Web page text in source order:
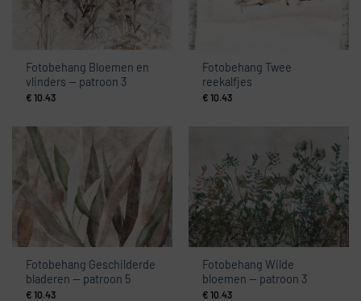
Fotobehang Bloemen en
vlinders — patroon 3
€ 10.43
Fotobehang Twee
reekalfjes
€ 10.43
Fotobehang Geschilderde
bladeren — patroon 5
€ 10.43
Fotobehang Wilde
bloemen — patroon 3
€ 10.43